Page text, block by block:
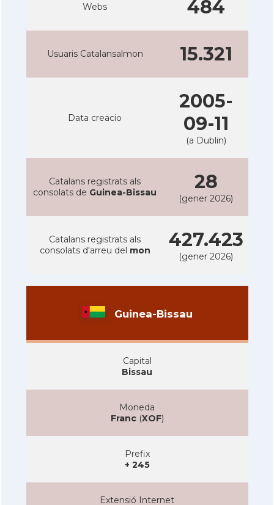
Webs 484
Usuaris Catalansalmon 15.321
Data creacio
2005-
09-11
(a Dublin)
Catalans registrats als
consolats de Guinea-Bissau 28
(gener 2026)
Catalans registrats als
consolats d'arreu del mon 427.423
(gener 2026)
Guinea-Bissau
Capital
Bissau
Moneda
Franc(XOF)
Prefix
+ 245
Extensió Internet